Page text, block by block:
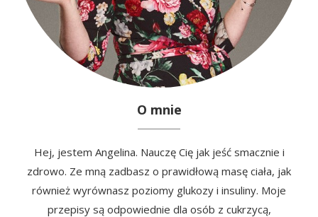
O mnie
Hej, jestem Angelina. Nauczę Cię jak jeść smacznie i
zdrowo. Ze mną zadbasz o prawidłową masę ciała, jak
również wyrównasz poziomy glukozy i insuliny. Moje
przepisy są odpowiednie dla osób z cukrzycą,